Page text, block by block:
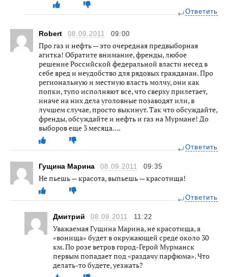
Ответить
Robert 08.09.2011 09:00
Про газ и нефть — это очередная предвыборная
агитка! Обратите внимание, френды, любое
решение Российской федеральной власти несед в
себе вред и неудобство для рядовых гражданан. Про
региональную и местную власть молчу, они как
попки, тупо исполняют все, что сверху прилетает,
иначе на них дела уголовные позаводят или, в
лучшем случае, просто выкинут. Так что обсуждайте,
френды, обсуждайте и нефть и газ на Мурмане! До
выборов еще 3 месяца….
Ответить
Гущина Марина 08.09.2011 09:35
Не пьешь — красота, выпьешь — красотища!
Ответить
Дмитрий 08.09.2011 11:22
Уважаемая Гущина Марина, не красотища, а
«вонища» будет в окружающей среде около 30
км. По розе ветров город-Герой Мурманск
первым попадает под «раздачу парфюма». Что
делать-то будете, уезжать?